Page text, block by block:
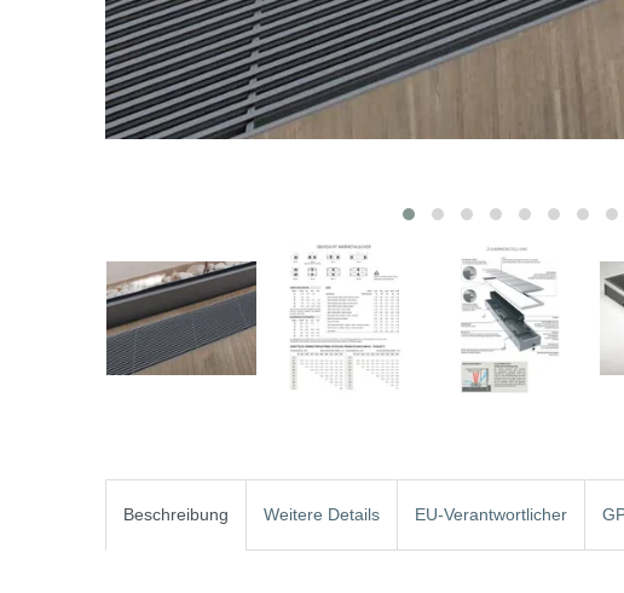
Beschreibung Weitere Details EU-Verantwortlicher